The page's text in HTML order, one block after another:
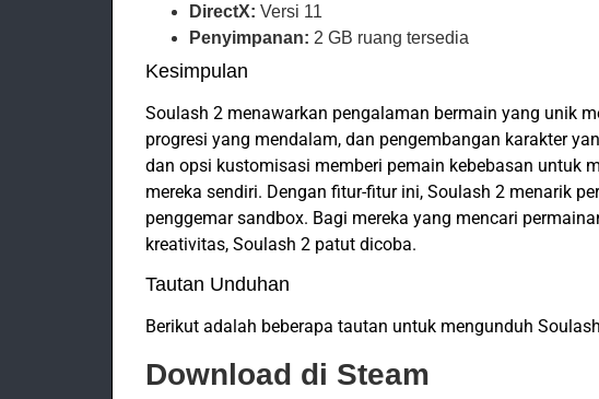
DirectX: Versi 11
Penyimpanan: 2 GB ruang tersedia
Kesimpulan
Soulash 2 menawarkan pengalaman bermain yang unik
progresi yang mendalam, dan pengembangan karakter
dan opsi kustomisasi memberi pemain kebebasan untuk
mereka sendiri. Dengan fitur-fitur ini, Soulash 2 menarik
penggemar sandbox. Bagi mereka yang mencari
kreativitas, Soulash 2 patut dicoba.
Tautan Unduhan
Berikut adalah beberapa tautan untuk mengunduh
Download di Steam